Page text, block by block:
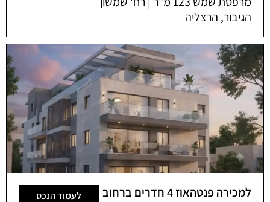
הגיבור, הרצליה
למכירה פנטהאוז 4 חדרים ברחוב
לעמוד הנכס